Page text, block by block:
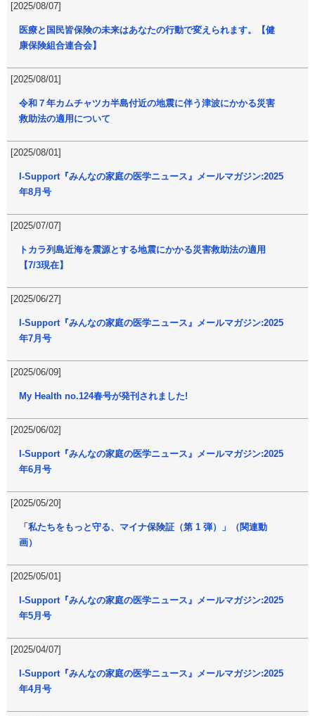
[2025/08/07]
医療と国民皆保険の未来はあなたの行動で変えられます。【健
康保険組合連合会】
[2025/08/01]
令和７年カムチャツカ半島付近の地震に伴う津波にかかる災害
救助法の適用について
[2025/08/01]
I-Support『みんなの家庭の医学ニュース』メールマガジン:2025
年8月号
[2025/07/07]
トカラ列島近海を震源とする地震にかかる災害救助法の適用
【7/3現在】
[2025/06/27]
I-Support『みんなの家庭の医学ニュース』メールマガジン:2025
年7月号
[2025/06/09]
My Health no.124春号が発刊されました!
[2025/06/02]
I-Support『みんなの家庭の医学ニュース』メールマガジン:2025
年6月号
[2025/05/20]
「私たちをもっと守る、マイナ保険証（第 1 弾）」（関連動
画）
[2025/05/01]
I-Support『みんなの家庭の医学ニュース』メールマガジン:2025
年5月号
[2025/04/07]
I-Support『みんなの家庭の医学ニュース』メールマガジン:2025
年4月号